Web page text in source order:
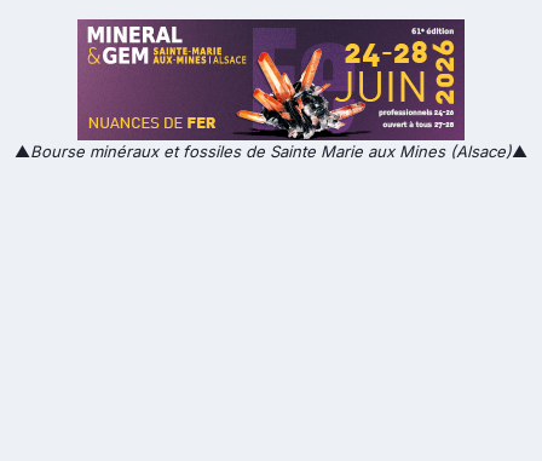
▲Bourse minéraux et fossiles de Sainte Marie aux Mines (Alsace)▲